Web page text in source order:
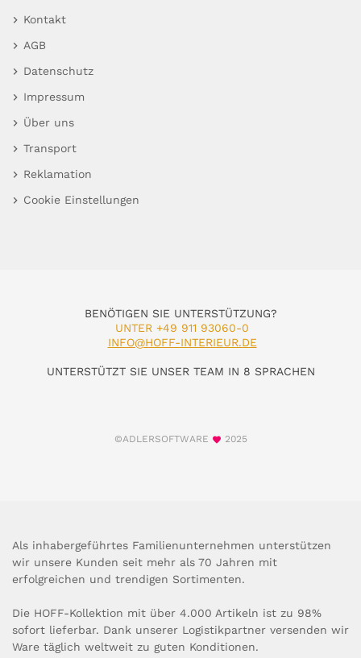
Kontakt
AGB
Datenschutz
Impressum
Über uns
Transport
Reklamation
Cookie Einstellungen
BENÖTIGEN SIE UNTERSTÜTZUNG?
UNTER +49 911 93060-0
INFO@HOFF-INTERIEUR.DE
UNTERSTÜTZT SIE UNSER TEAM IN 8 SPRACHEN
©ADLERSOFTWARE 2025
Als inhabergeführtes Familienunternehmen unterstützen
wir unsere Kunden seit mehr als 70 Jahren mit
erfolgreichen und trendigen Sortimenten.
Die HOFF-Kollektion mit über 4.000 Artikeln ist zu 98%
sofort lieferbar. Dank unserer Logistikpartner versenden wir
Ware täglich weltweit zu guten Konditionen.